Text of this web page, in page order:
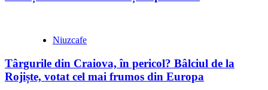
Niuzcafe
Târgurile din Craiova, în pericol? Bâlciul de la
Rojiște, votat cel mai frumos din Europa